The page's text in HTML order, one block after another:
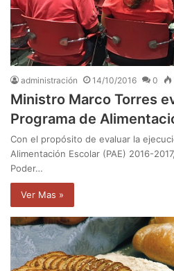
administración 14/10/2016 0
Ministro Marco Torres
Programa de
Con el propósito de evaluar la
Alimentación Escolar (PAE) 2016-
Poder…
Ver Mas »